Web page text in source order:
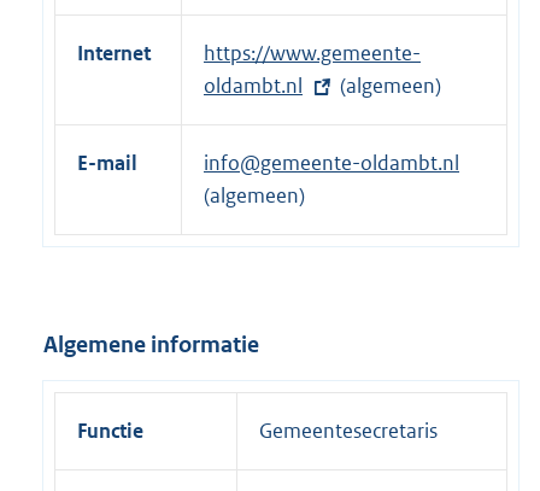
Internet
E
x
t
e
r
e
n
k
https://www.gemeente-
oldambt.nl
(algemeen)
E-mail
info@gemeente-oldambt.nl
(algemeen)
Algemene informatie
Functie Gemeentesecretaris